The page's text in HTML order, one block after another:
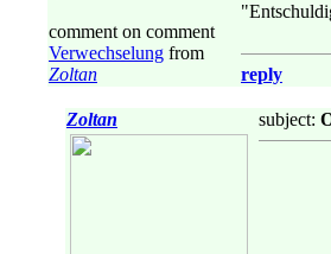
comment on comment
Verwechselung from
Zoltan
reply
Zoltan subject: